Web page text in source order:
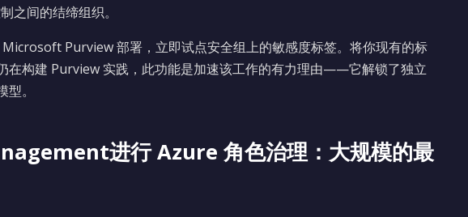
之间的结缔组织。
Purview 部署，立即试点安全组上的敏感度标签。将你现有的标
在构建 Purview 实践，此功能是加速该工作的有力理由——它解锁了独立
。
进行 Azure 角色治理：大规模的最